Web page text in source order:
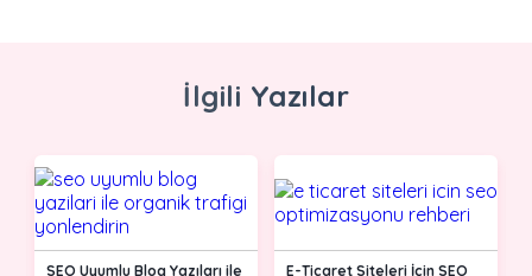
İlgili Yazılar
SEO Uyumlu Blog Yazıları ile E-Ticaret Siteleri İçin SEO